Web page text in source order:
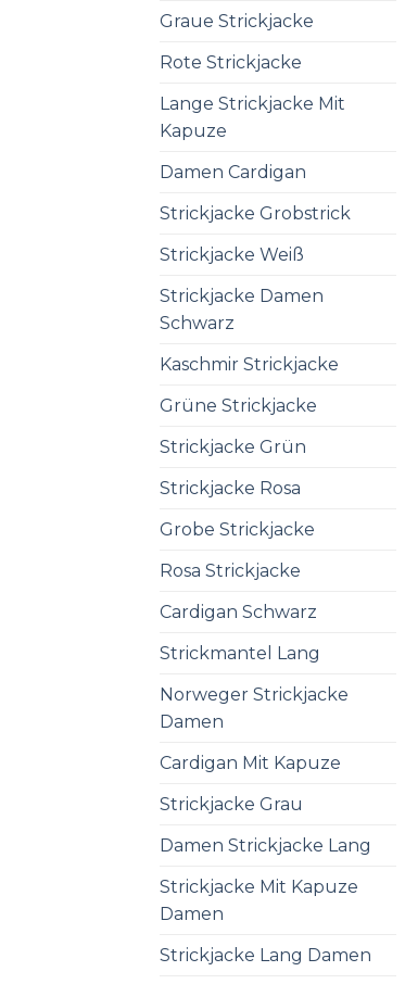
Graue Strickjacke
Rote Strickjacke
Lange Strickjacke Mit
Kapuze
Damen Cardigan
Strickjacke Grobstrick
Strickjacke Weiß
Strickjacke Damen
Schwarz
Kaschmir Strickjacke
Grüne Strickjacke
Strickjacke Grün
Strickjacke Rosa
Grobe Strickjacke
Rosa Strickjacke
Cardigan Schwarz
Strickmantel Lang
Norweger Strickjacke
Damen
Cardigan Mit Kapuze
Strickjacke Grau
Damen Strickjacke Lang
Strickjacke Mit Kapuze
Damen
Strickjacke Lang Damen